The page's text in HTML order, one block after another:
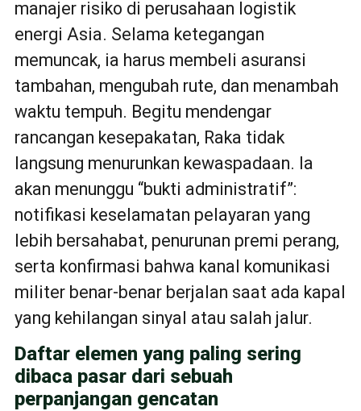
manajer risiko di perusahaan logistik
energi Asia. Selama ketegangan
memuncak, ia harus membeli asuransi
tambahan, mengubah rute, dan menambah
waktu tempuh. Begitu mendengar
rancangan kesepakatan, Raka tidak
langsung menurunkan kewaspadaan. Ia
akan menunggu “bukti administratif”:
notifikasi keselamatan pelayaran yang
lebih bersahabat, penurunan premi perang,
serta konfirmasi bahwa kanal komunikasi
militer benar-benar berjalan saat ada kapal
yang kehilangan sinyal atau salah jalur.
Daftar elemen yang paling sering
dibaca pasar dari sebuah
perpanjangan gencatan